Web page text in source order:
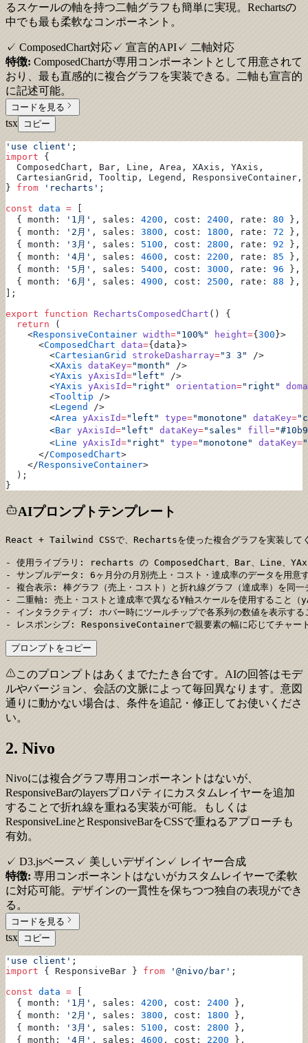
るスケールの軸を持つ二軸グラフも簡単に実現。Rechartsの
中でも最も柔軟なコンポーネント。
✓ ComposedChart対応✓ 宣言的API✓ 二軸対応
特徴: ComposedChartが専用コンポーネントとして用意されて
おり、最も直感的に複合グラフを実装できる。二軸も宣言的
に記述可能。
コードを見る
tsx コピー
'use client' ;
import {
  ComposedChart, Bar, Line, Area, XAxis, YAxis,
  CartesianGrid, Tooltip, Legend, ResponsiveContainer,
} from 'recharts' ;
const data = [
  { month:
'1月' , sales: 4200 , cost: 2400 , rate: 80 },
  { month:
'2月' , sales: 3800 , cost: 1800 , rate: 72 },
  { month:
'3月' , sales: 5100 , cost: 2800 , rate: 92 },
  { month:
'4月' , sales: 4600 , cost: 2200 , rate: 85 },
  { month:
'5月' , sales: 5400 , cost: 3000 , rate: 96 },
  { month:
'6月' , sales: 4900 , cost: 2500 , rate: 88 },
];
export function RechartsComposedChart () {
  return
(
    <
ResponsiveContainer width="100%" height={300}>
      <
ComposedChart data={data}>
        <
CartesianGrid strokeDasharray="3 3"
/>
        <
XAxis dataKey="month"
/>
        <
YAxis yAxisId="left"
/>
        <
YAxis yAxisId="right" orientation="right"
        <
Tooltip />
        <
Legend
/>
        <
Area yAxisId="left" type="monotone" dataKey=
        <
Bar yAxisId="left" dataKey="sales" fill =
        <
Line yAxisId="right" type="monotone" dataKey=
      </
ComposedChart>
    </
ResponsiveContainer>
  );
}
AIプロンプトテンプレート
React + Tailwind CSSで、Rechartsを使った複合グラフを実装して
- 使用ライブラリ: recharts の ComposedChart、Bar、Line、
- サンプルデータ: 6ヶ月分の月別売上・コスト・達成率のデータを用意
- 複合表示: 棒グラフ（売上・コスト）と折れ線グラフ（達成率）を同一
- 二重軸: 売上・コストと達成率で異なるY軸スケールを使用する
- インタラクティブ: ホバー時にツールチップで各系列の数値を表示する
- レスポンシブ: ResponsiveContainerで親要素の幅に応じてチャート
プロンプトをコピー
このプロンプトはあくまでたたき台です。AIの回答はモデ
ルやバージョン、会話の文脈によって毎回異なります。意図
通りに動かない場合は、条件を追記・修正してお使いくださ
い。
2. Nivo
Nivoには複合グラフ専用コンポーネントはないが、
ResponsiveBarのlayersプロパティにカスタムレイヤーを追加
することで折れ線を重ねる実装が可能。もしくは
ResponsiveLineとResponsiveBarをCSSで重ねるアプローチも
有効。
✓ D3.jsベース ✓ 美しいデザイン ✓ レイヤー合成
特徴: 専用コンポーネントはないがカスタムレイヤーで柔軟
に対応可能。デザインの一貫性を保ちつつ独自の表現ができ
る。
コードを見る
tsx コピー
'use client' ;
import { ResponsiveBar } from '@nivo/bar' ;
const data =
  { month:
'1月' , sales: 4200 , cost: 2400 },
  { month:
'2月' , sales: 3800 , cost: 1800 },
  { month:
'3月' , sales: 5100 , cost: 2800 },
  { month:
'4月' , sales: 4600 , cost: 2200 },